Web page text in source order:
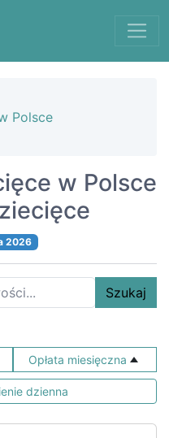
Polsce
w Polsce
2026
Szukaj
Opłata miesięczna
dzienna